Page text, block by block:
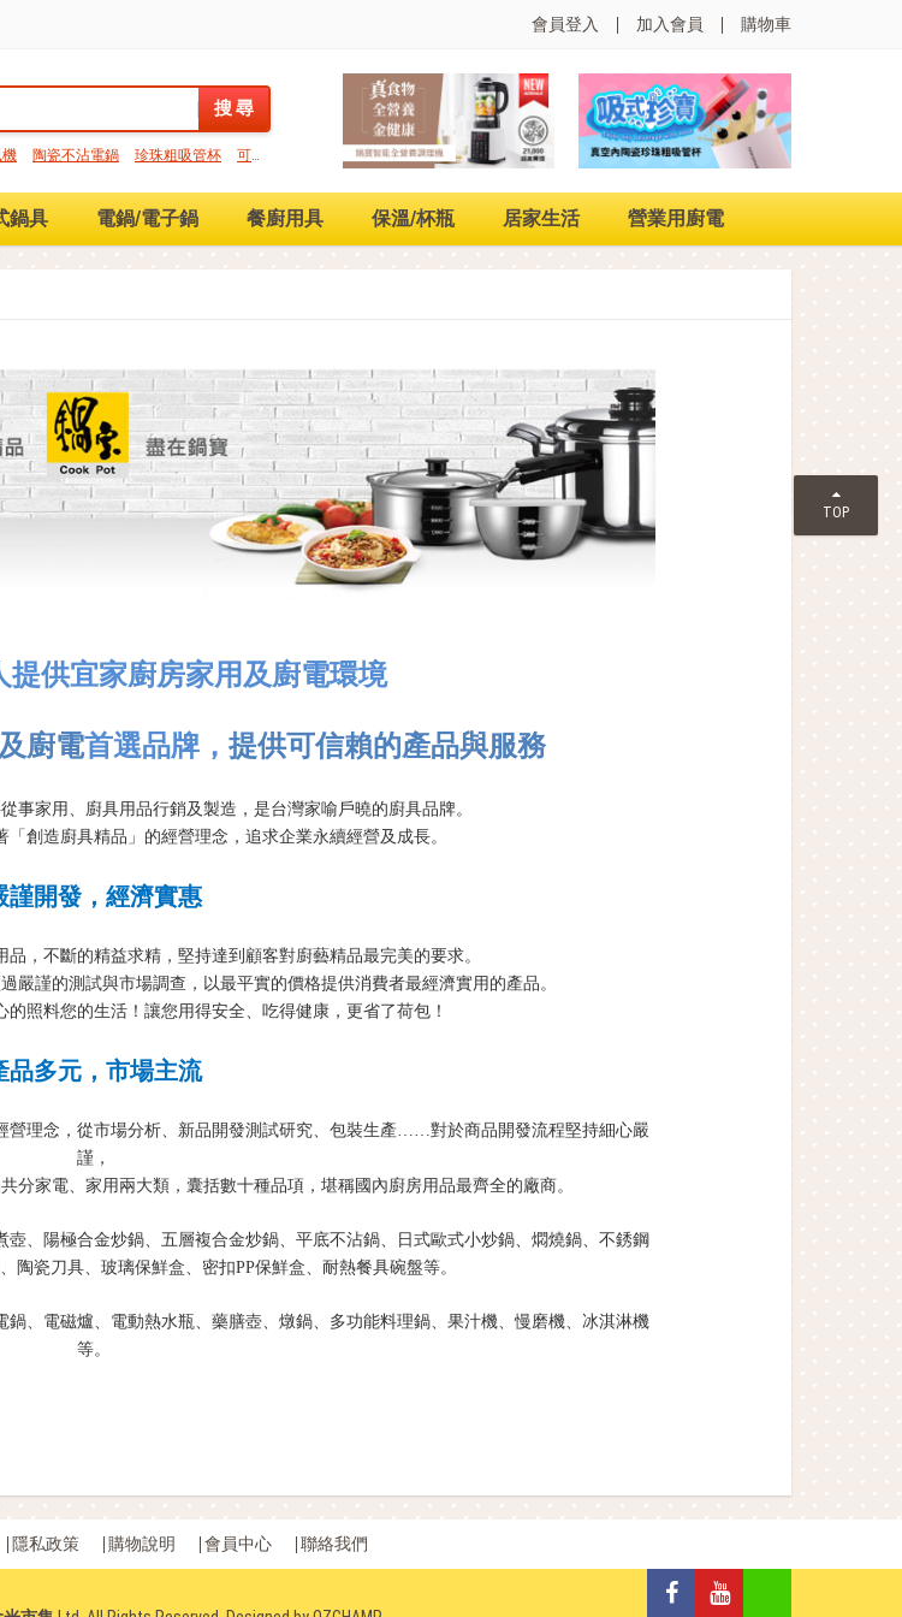
會員登入 加入會員 購物車
搜 尋
陶瓷不沾電鍋 珍珠粗吸管杯
可微
鍋具 電鍋/電子鍋 餐廚用具 保溫/杯瓶 居家生活 營業用廚電
提供宜家廚房家用及廚電環境
廚電首選品牌， 提供可信賴的產品與服務
事家用、廚具用品行銷及製造，是台灣家喻戶曉的廚具品牌。
創造廚具精品」的經營理念，追求企業永續經營及成長。
謹開發，經濟實惠
，不斷的精益求精，堅持達到顧客對廚藝精品最完美的要求。
嚴謹的測試與市場調查，以最平實的價格提供消費者最經濟實用的產品。
照料您的生活！讓您用得安全、吃得健康，更省了荷包！
品多元，市場主流
營理念，從市場分析、新品開發測試研究、包裝生產……對於商品開發流程堅持細心嚴
謹，
分家電、家用兩大類，囊括數十種品項，堪稱國內廚房用品最齊全的廠商。
、陽極合金炒鍋、五層複合金炒鍋、平底不沾鍋、日式歐式小炒鍋、燜燒鍋、不銹鋼
陶瓷刀具、玻璃保鮮盒、密扣PP保鮮盒、耐熱餐具碗盤等。
、電磁爐、電動熱水瓶、藥膳壺、燉鍋、多功能料理鍋、果汁機、慢磨機、冰淇淋機
等。
隱私政策 購物說明 會員中心 聯絡我們
TOP
搜 尋